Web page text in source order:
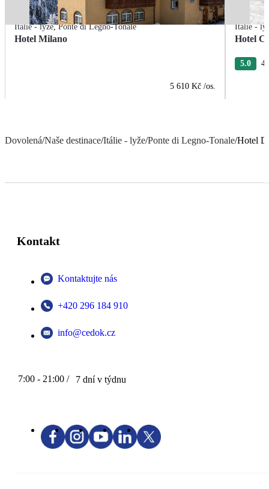
Itálie - lyže,Ponte di Legno-Tonale
Hotel Milano
5 610 Kč /os.
Itálie -
Hotel
5.0 4
Dovolená/Naše destinace/Itálie - lyže/Ponte di Legno-Tonale/Hotel
Kontakt
Kontaktujte nás
+420 296 184 910
info@cedok.cz
7:00 - 21:00 / 7 dní v týdnu